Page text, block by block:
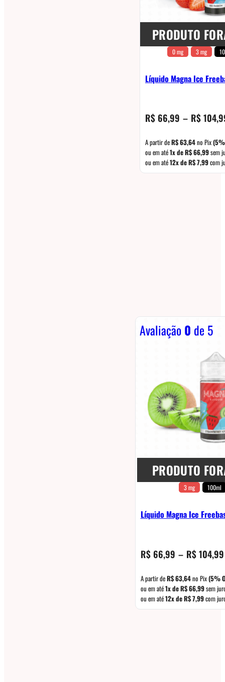
PRODUTO
0 mg 3 mg
Líquido Magna Ice
R$ 66,99 – R$
A partir deR$63,64no Pix
ou em até1x deR$66,99sem
ou em até12x deR$7,99com
Avaliação0 de 5
PRODUTO
3 mg 100ml
Líquido Magna Ice
R$66,99 – R$104,99
A partir deR$63,64no Pix(5%
ou em até1x deR$66,99sem
ou em até12x deR$7,99com